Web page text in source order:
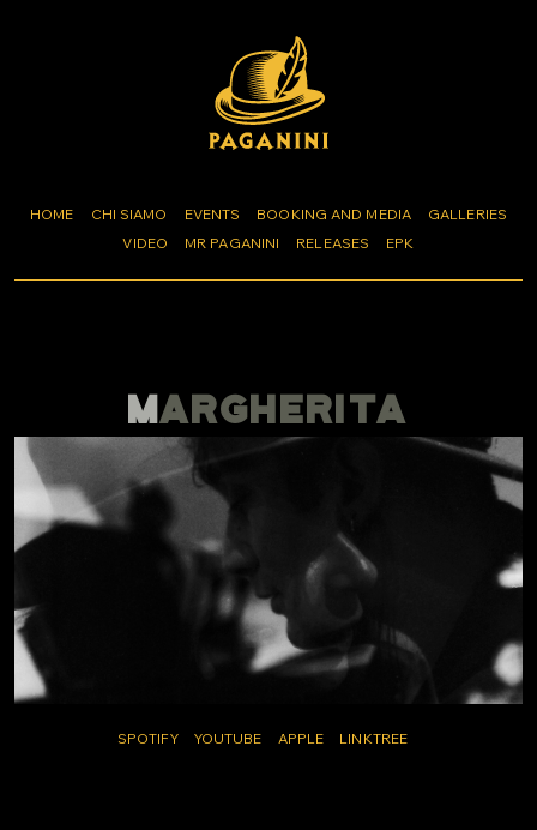
HOME CHI SIAMO EVENTS BOOKING AND MEDIA
GALLERIES
VIDEO
MR PAGANINI RELEASES EPK
MARGHERITA
SPOTIFY YOUTUBE APPLE LINKTREE